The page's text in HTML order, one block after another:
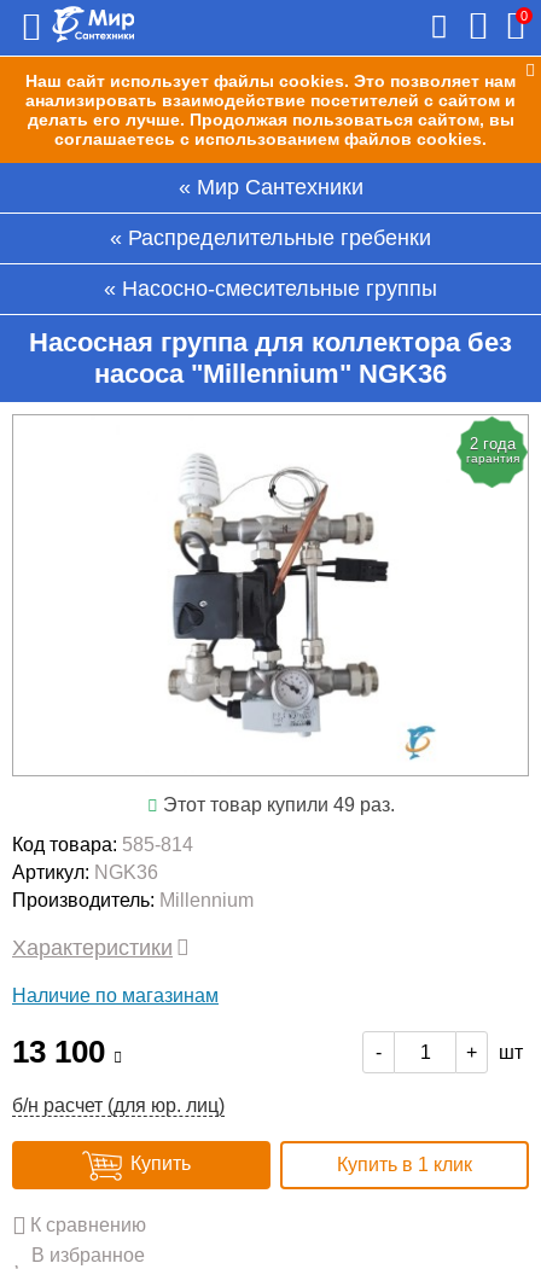
Наш сайт использует файлы cookies. Это позволяет нам
анализировать взаимодействие посетителей с сайтом и
делать его лучше. Продолжая пользоваться сайтом, вы
соглашаетесь с использованием файлов cookies.
0
Мир Сантехники
Распределительные гребенки
Насосно-смесительные группы
Насосная группа для коллектора без
насоса "Millennium" NGK36
2 года
гарантия
Этот товар купили 49 раз.
Код товара: 585-814
Артикул: NGK36
Производитель: Millennium
Характеристики
Наличие по магазинам
13 100 - + шт
б/н расчет (для юр. лиц)
Купить Купить в 1 клик
К сравнению
В избранное